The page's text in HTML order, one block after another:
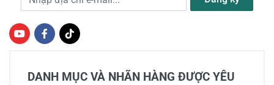
DANH MỤC VÀ NHÃN HÀNG ĐƯỢC YÊU